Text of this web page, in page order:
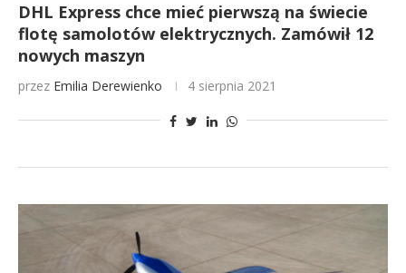
DHL Express chce mieć pierwszą na świecie
flotę samolotów elektrycznych. Zamówił 12
nowych maszyn
przez Emilia Derewienko 4 sierpnia 2021